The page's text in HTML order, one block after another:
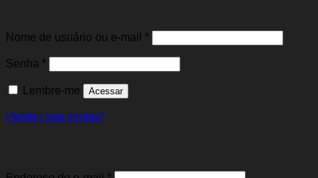
Nome de usuário ou e-mail *Obrigatório
Senha *Obrigatório
Lembre-me Acessar
Perdeu sua senha?